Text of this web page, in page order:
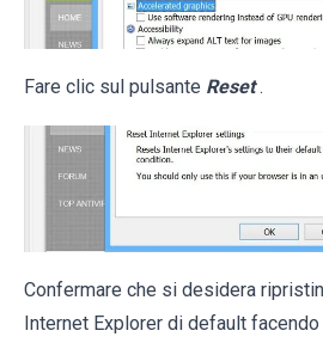
Fare clic sul pulsante Reset .
Confermare che si desidera
Internet Explorer di default